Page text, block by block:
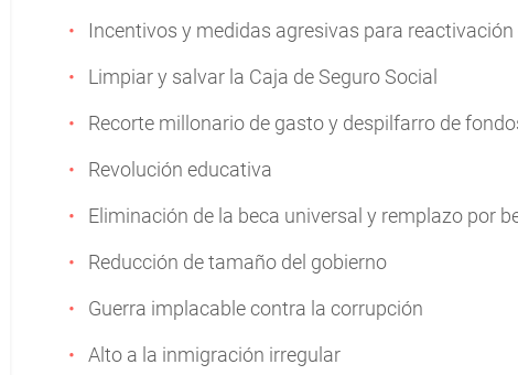
Incentivos y medidas agresivas para
Limpiar y salvar la Caja de Seguro Social
Recorte millonario de gasto y despilfarro de
Revolución educativa
Eliminación de la beca universal y remplazo por
Reducción de tamaño del gobierno
Guerra implacable contra la corrupción
Alto a la inmigración irregular